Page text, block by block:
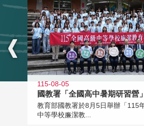
115-08-05
國教署「全國高中暑期研習營
教育部國教署於8月5日舉辦「115
中等學校廉潔教...